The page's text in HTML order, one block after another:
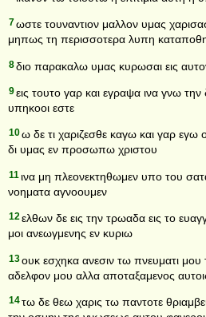
7ωστε τουναντιον μαλλον υμας
μηπως τη περισσοτερα λυπη
8διο παρακαλω υμας κυρωσαι εις
9εις τουτο γαρ και εγραψα ινα γνω την
υπηκοοι εστε
10ω δε τι χαριζεσθε καγω και γαρ εγω ο
δι υμας εν προσωπω χριστου
11 ινα μη πλεονεκτηθωμεν υπο του
νοηματα αγνοουμεν
12 ελθων δε εις την τρωαδα εις το
μοι ανεωγμενης εν κυριω
13ουκ εσχηκα ανεσιν τω πνευματι μου
αδελφον μου αλλα αποταξαμενος
14τω δε θεω χαρις τω παντοτε